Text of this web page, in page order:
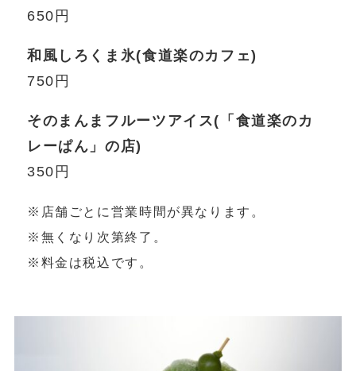
650円
和風しろくま氷(食道楽のカフェ)
750円
そのまんまフルーツアイス(「食道楽のカ
レーぱん」の店)
350円
※店舗ごとに営業時間が異なります。
※無くなり次第終了。
※料金は税込です。